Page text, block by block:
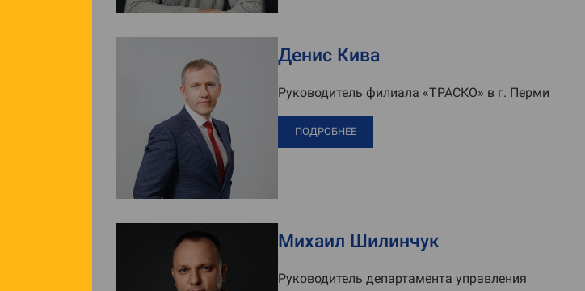
Денис Кива
Руководитель филиала «ТРАСКО» в г. Перми
ПОДРОБНЕЕ
Михаил Шилинчук
Руководитель департамента управления